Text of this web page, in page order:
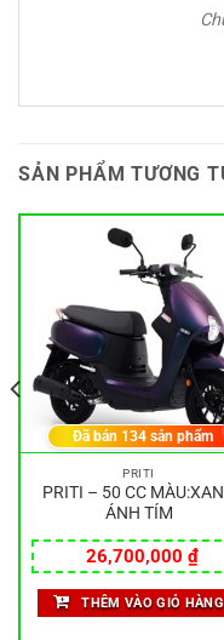
SẢN PHẨM TƯƠNG
PRITI
PRITI – 50 CC
ÁNH TÍM
26,700,000 ₫
Đã bán 134 sản phẩm
THÊM VÀO GIỎ HÀNG